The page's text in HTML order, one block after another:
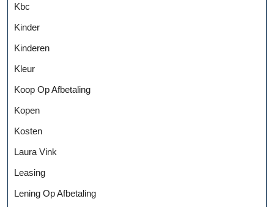
Kbc
Kinder
Kinderen
Kleur
Koop Op Afbetaling
Kopen
Kosten
Laura Vink
Leasing
Lening Op Afbetaling